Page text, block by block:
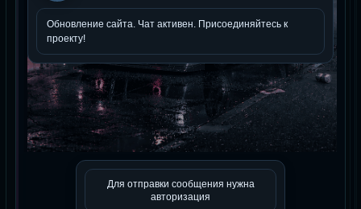
Для отправки сообщения нужна
авторизация